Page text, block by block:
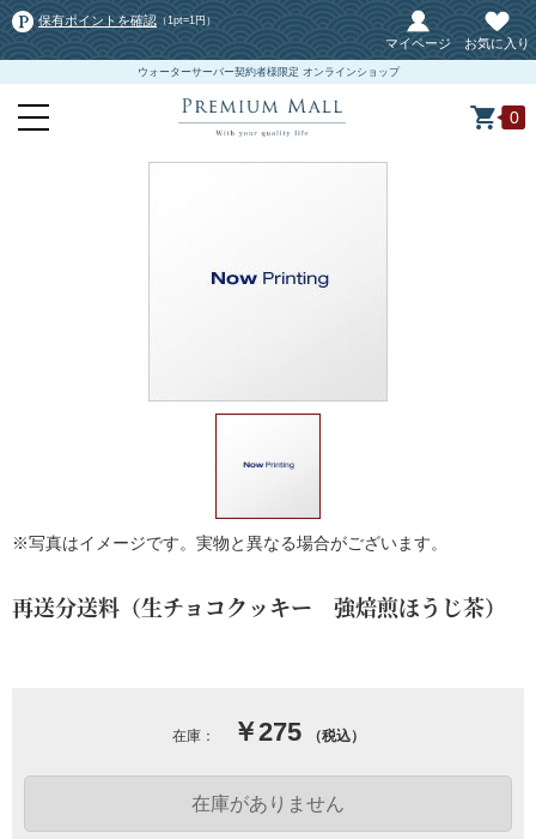
保有ポイントを確認 （1pt=1円）
マイページ お気に入り
ウォーターサーバー契約者様限定 オンラインショップ
0
※写真はイメージです。実物と異なる場合がございます。
再送分送料（生チョコクッキー 強焙煎ほうじ茶）
在庫： ￥275 （税込）